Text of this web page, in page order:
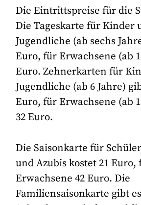
Die Eintrittspreise für die
Die Tageskarte für Kinder
Jugendliche (ab sechs
Euro, für Erwachsene (ab
Euro. Zehnerkarten für
Jugendliche (ab 6 Jahre)
Euro, für Erwachsene (ab
32 Euro.
Die Saisonkarte für
und Azubis kostet 21 Euro,
Erwachsene 42 Euro. Die
Familiensaisonkarte gibt